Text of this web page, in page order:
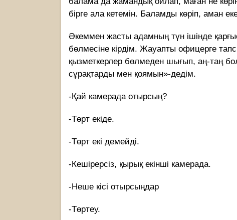
бірге ала кетемін. Баламды көріп, аман
Әкеммен жасты адамның түн ішінде
бөлмесіне кірдім. Жауапты офицерге
қызметкерлер бөлмеден шығып, аң-таң
сұрақтарды мен қоямын»-дедім.
-Қай камерада отырсың?
-Төрт екіде.
-Төрт екі демейді.
-Кешірерсіз, қырық екінші камерада.
-Неше кісі отырсыңдар
-Төртеу.